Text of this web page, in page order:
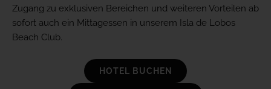
Zugang zu exklusiven Bereichen und weiteren Vorteilen ab
sofort auch ein Mittagessen in unserem Isla de Lobos
Beach Club.
HOTEL BUCHEN